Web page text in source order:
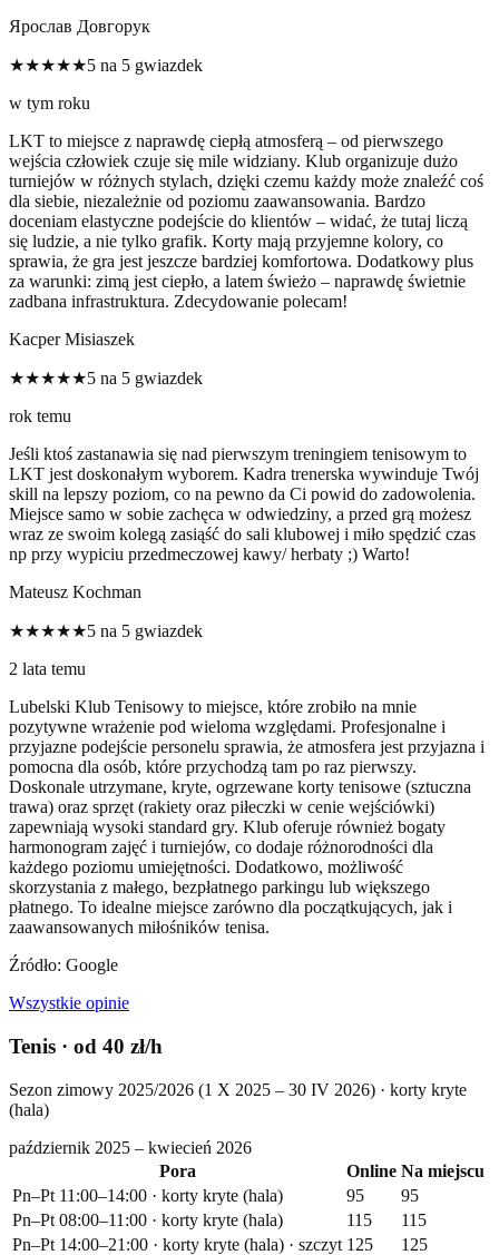
Ярослав Довгорук
★★★★★5 na 5 gwiazdek
w tym roku
LKT to miejsce z naprawdę ciepłą atmosferą – od pierwszego
wejścia człowiek czuje się mile widziany. Klub organizuje dużo
turniejów w różnych stylach, dzięki czemu każdy może znaleźć coś
dla siebie, niezależnie od poziomu zaawansowania. Bardzo
doceniam elastyczne podejście do klientów – widać, że tutaj liczą
się ludzie, a nie tylko grafik. Korty mają przyjemne kolory, co
sprawia, że gra jest jeszcze bardziej komfortowa. Dodatkowy plus
za warunki: zimą jest ciepło, a latem świeżo – naprawdę świetnie
zadbana infrastruktura. Zdecydowanie polecam!
Kacper Misiaszek
★★★★★5 na 5 gwiazdek
rok temu
Jeśli ktoś zastanawia się nad pierwszym treningiem tenisowym to
LKT jest doskonałym wyborem. Kadra trenerska wywinduje Twój
skill na lepszy poziom, co na pewno da Ci powid do zadowolenia.
Miejsce samo w sobie zachęca w odwiedziny, a przed grą możesz
wraz ze swoim kolegą zasiąść do sali klubowej i miło spędzić czas
np przy wypiciu przedmeczowej kawy/ herbaty ;) Warto!
Mateusz Kochman
★★★★★5 na 5 gwiazdek
2 lata temu
Lubelski Klub Tenisowy to miejsce, które zrobiło na mnie
pozytywne wrażenie pod wieloma względami. Profesjonalne i
przyjazne podejście personelu sprawia, że atmosfera jest przyjazna i
pomocna dla osób, które przychodzą tam po raz pierwszy.
Doskonale utrzymane, kryte, ogrzewane korty tenisowe (sztuczna
trawa) oraz sprzęt (rakiety oraz piłeczki w cenie wejściówki)
zapewniają wysoki standard gry. Klub oferuje również bogaty
harmonogram zajęć i turniejów, co dodaje różnorodności dla
każdego poziomu umiejętności. Dodatkowo, możliwość
skorzystania z małego, bezpłatnego parkingu lub większego
płatnego. To idealne miejsce zarówno dla początkujących, jak i
zaawansowanych miłośników tenisa.
Źródło: Google
Wszystkie opinie
Tenis · od 40 zł/h
Sezon zimowy 2025/2026 (1 X 2025 – 30 IV 2026) · korty kryte
(hala)
październik 2025 – kwiecień 2026
Pora
Online Na miejscu
Pn–Pt 11:00–14:00 · korty kryte (hala)
95
95
Pn–Pt 08:00–11:00 · korty kryte (hala)
115
115
Pn–Pt 14:00–21:00 · korty kryte (hala) · szczyt 125
125